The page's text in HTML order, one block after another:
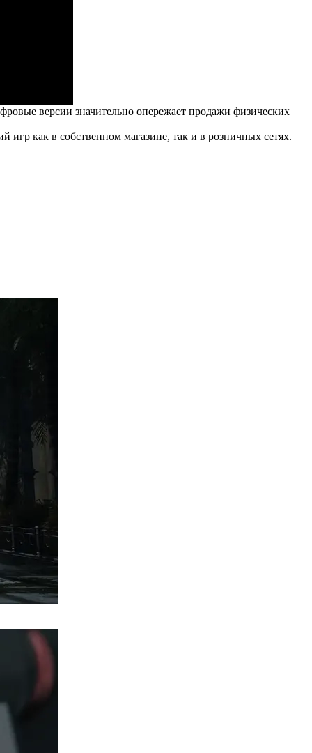
версии значительно опережает продажи физических
как в собственном магазине, так и в розничных сетях.